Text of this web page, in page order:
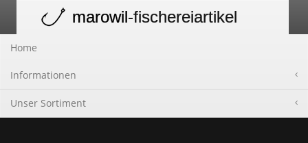
navigation
marowil-fischereiartikel
Home
Informationen
Unser Sortiment